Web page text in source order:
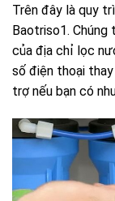
Trên đây là quy
Baotriso1. Chúng
của địa chỉ lọc
số điện thoại
trợ nếu bạn có